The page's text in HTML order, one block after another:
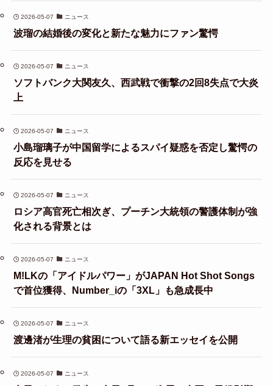
2026-05-07 ニュース
波瑠の結婚後の変化と新たな魅力にファン驚愕
2026-05-07 ニュース
ソフトバンク大関友久、西武戦で衝撃の2回8失点で大炎
上
2026-05-07 ニュース
小島瑠璃子が中国留学によるスパイ疑惑を否定し驚愕の
反応を見せる
2026-05-07 ニュース
ロシア高官死亡相次ぎ、プーチン大統領の警護体制が強
化される背景とは
2026-05-07 ニュース
M!LKの「アイドルパワー」がJAPAN Hot Shot Songs
で首位獲得、Number_iの「3XL」も急成長中
2026-05-07 ニュース
渡邊渚が生理の貧困について語る新エッセイを公開
2026-05-07 ニュース